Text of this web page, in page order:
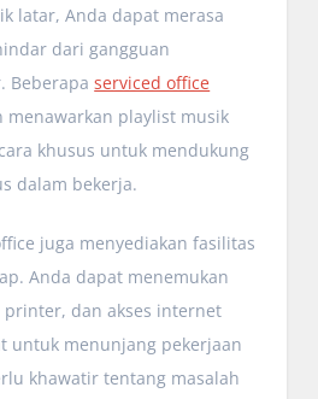
latar, Anda dapat merasa
dari gangguan
Beberapaserviced office
menawarkan playlist musik
khusus untuk mendukung
dalam bekerja.
juga menyediakan fasilitas
Anda dapat menemukan
dan akses internet
untuk menunjang pekerjaan
khawatir tentang masalah